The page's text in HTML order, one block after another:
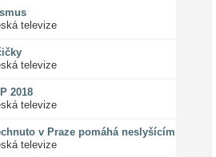
televize
televize
2018
televize
v Praze pomáhá neslyšícím
televize